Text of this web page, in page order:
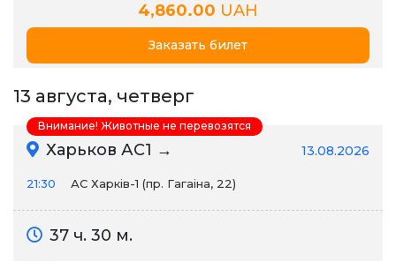
4,860.00 UAH
Заказать билет
13 августа, четверг
Харьков АС1 → 13.08.2026
21:30 АС Харків-1 (пр. Гагаіна, 22)
37 ч. 30 м.
Внимание! Животные не перевозятся